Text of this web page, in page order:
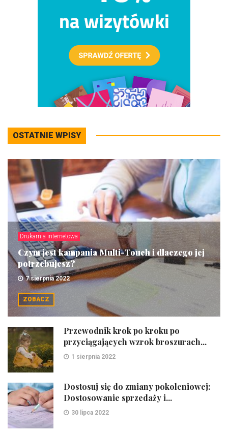
OSTATNIE WPISY
Drukarnia internetowa
Czym jest kampania Multi-Touch i dlaczego jej
potrzebujesz?
7 sierpnia 2022
ZOBACZ
Przewodnik krok po kroku po
przyciągających wzrok broszurach...
1 sierpnia 2022
Dostosuj się do zmiany pokoleniowej:
Dostosowanie sprzedaży i...
30 lipca 2022